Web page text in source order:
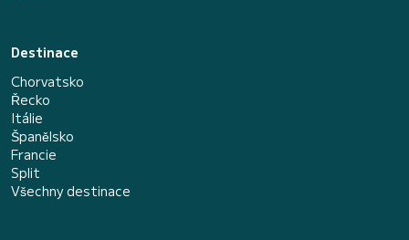
Destinace
Chorvatsko
Řecko
Itálie
Španělsko
Francie
Split
Všechny destinace